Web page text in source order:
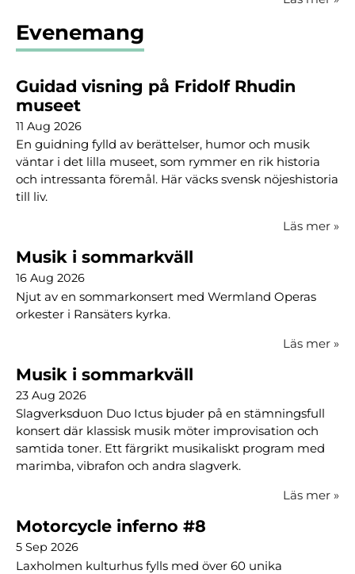
Evenemang
Guidad visning på Fridolf Rhudin
museet
11 Aug 2026
En guidning fylld av berättelser, humor och musik
väntar i det lilla museet, som rymmer en rik historia
och intressanta föremål. Här väcks svensk nöjeshistoria
till liv.
Läs mer »
Musik i sommarkväll
16 Aug 2026
Njut av en sommarkonsert med Wermland Operas
orkester i Ransäters kyrka.
Läs mer »
Musik i sommarkväll
23 Aug 2026
Slagverksduon Duo Ictus bjuder på en stämningsfull
konsert där klassisk musik möter improvisation och
samtida toner. Ett färgrikt musikaliskt program med
marimba, vibrafon och andra slagverk.
Läs mer »
Motorcycle inferno #8
5 Sep 2026
Laxholmen kulturhus fylls med över 60 unika